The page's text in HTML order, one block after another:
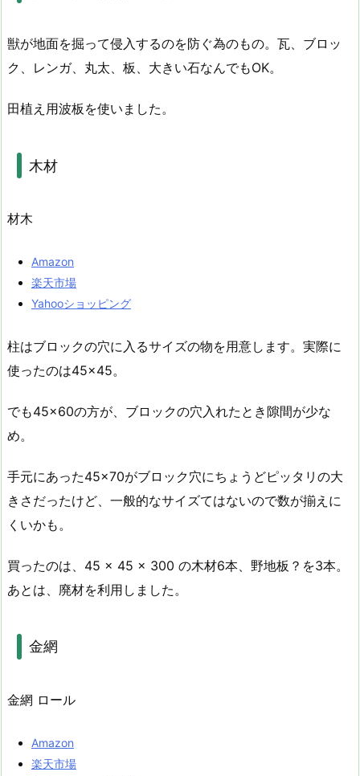
獣が地面を掘って侵入するのを防ぐ為のもの。瓦、ブロッ
ク、レンガ、丸太、板、大きい石なんでもOK。
田植え用波板を使いました。
木材
材木
Amazon
楽天市場
Yahooショッピング
柱はブロックの穴に入るサイズの物を用意します。実際に
使ったのは45×45。
でも45×60の方が、ブロックの穴入れたとき隙間が少な
め。
手元にあった45×70がブロック穴にちょうどピッタリの大
きさだったけど、一般的なサイズてはないので数が揃えに
くいかも。
買ったのは、45 × 45 × 300 の木材6本、野地板？を3本。
あとは、廃材を利用しました。
金網
金網 ロール
Amazon
楽天市場